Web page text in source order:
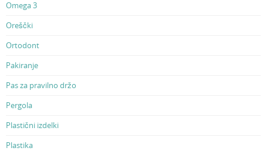
Omega 3
Oreščki
Ortodont
Pakiranje
Pas za pravilno držo
Pergola
Plastični izdelki
Plastika